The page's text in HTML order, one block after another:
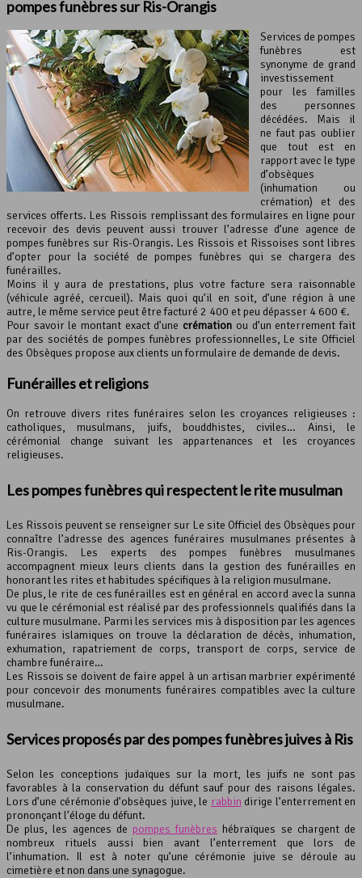
pompes funèbres sur Ris-Orangis
Services de pompes
funèbres est
synonyme de grand
investissement
pour les familles
des personnes
décédées. Mais il
ne faut pas oublier
que tout est en
rapport avec le type
d’obsèques
(inhumation ou
crémation) et des
services offerts. Les Rissois remplissant des formulaires en ligne pour
recevoir des devis peuvent aussi trouver l’adresse d’une agence de
pompes funèbres sur Ris-Orangis. Les Rissois et Rissoises sont libres
d’opter pour la société de pompes funèbres qui se chargera des
funérailles.
Moins il y aura de prestations, plus votre facture sera raisonnable
(véhicule agréé, cercueil). Mais quoi qu’il en soit, d’une région à une
autre, le même service peut être facturé 2 400 et peu dépasser 4 600 €.
Pour savoir le montant exact d’une crémation ou d’un enterrement fait
par des sociétés de pompes funèbres professionnelles, Le site Officiel
des Obsèques propose aux clients un formulaire de demande de devis.
Funérailles et religions
On retrouve divers rites funéraires selon les croyances religieuses :
catholiques, musulmans, juifs, bouddhistes, civiles… Ainsi, le
cérémonial change suivant les appartenances et les croyances
religieuses.
Les pompes funèbres qui respectent le rite musulman
Les Rissois peuvent se renseigner sur Le site Officiel des Obsèques pour
connaître l’adresse des agences funéraires musulmanes présentes à
Ris-Orangis. Les experts des pompes funèbres musulmanes
accompagnent mieux leurs clients dans la gestion des funérailles en
honorant les rites et habitudes spécifiques à la religion musulmane.
De plus, le rite de ces funérailles est en général en accord avec la sunna
vu que le cérémonial est réalisé par des professionnels qualifiés dans la
culture musulmane. Parmi les services mis à disposition par les agences
funéraires islamiques on trouve la déclaration de décès, inhumation,
exhumation, rapatriement de corps, transport de corps, service de
chambre funéraire…
Les Rissois se doivent de faire appel à un artisan marbrier expérimenté
pour concevoir des monuments funéraires compatibles avec la culture
musulmane.
Services proposés par des pompes funèbres juives à Ris
Selon les conceptions judaïques sur la mort, les juifs ne sont pas
favorables à la conservation du défunt sauf pour des raisons légales.
Lors d’une cérémonie d’obsèques juive, le rabbin dirige l’enterrement en
prononçant l’éloge du défunt.
De plus, les agences de pompes funèbres hébraïques se chargent de
nombreux rituels aussi bien avant l’enterrement que lors de
l’inhumation. Il est à noter qu’une cérémonie juive se déroule au
cimetière et non dans une synagogue.